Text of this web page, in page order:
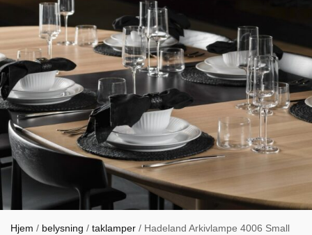
Hjem / belysning / taklamper / Hadeland Arkivlampe 4006 Small